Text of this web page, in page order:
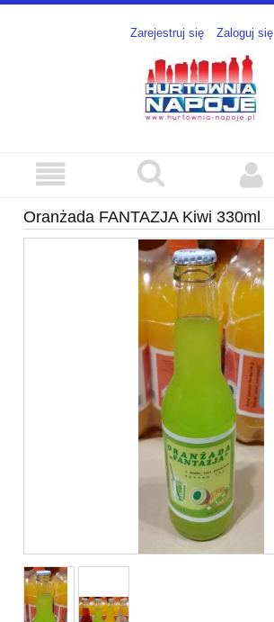
Zarejestruj się Zaloguj się
Oranżada FANTAZJA Kiwi 330ml